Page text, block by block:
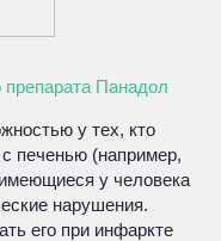
Панадол
у тех, кто
печенью (например,
у человека
нарушения.
его при инфаркте